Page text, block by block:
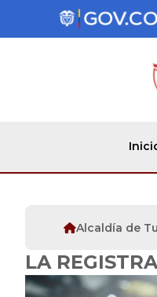
Alcaldía de
LA